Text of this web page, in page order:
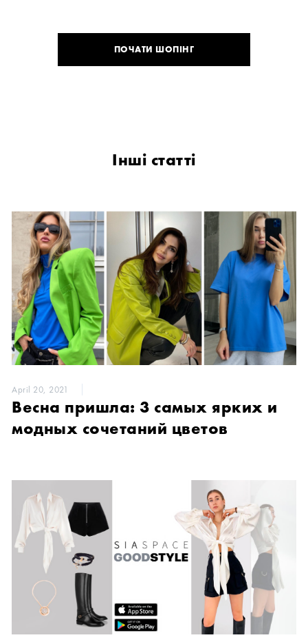
ПОЧАТИ ШОПІНГ
Інші статті
April 20, 2021
Весна пришла: 3 самых ярких и
модных сочетаний цветов